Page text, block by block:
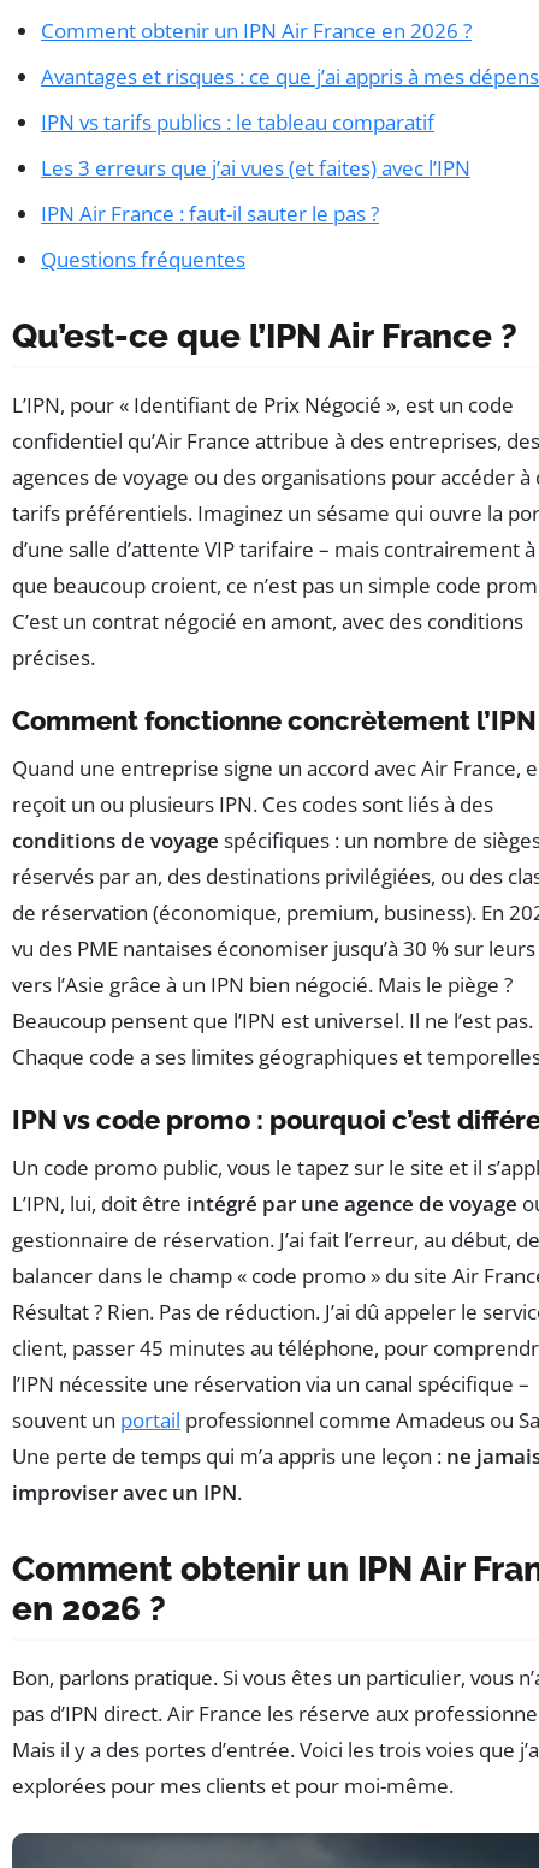
Comment obtenir un IPN Air France en 2026 ?
Avantages et risques : ce que j’ai appris à mes dépens
IPN vs tarifs publics : le tableau comparatif
Les 3 erreurs que j’ai vues (et faites) avec l’IPN
IPN Air France : faut-il sauter le pas ?
Questions fréquentes
Qu’est-ce que l’IPN Air France ?
L’IPN, pour « Identifiant de Prix Négocié », est un code
confidentiel qu’Air France attribue à des entreprises, des
agences de voyage ou des organisations pour accéder à
tarifs préférentiels. Imaginez un sésame qui ouvre la
d’une salle d’attente VIP tarifaire – mais contrairement
que beaucoup croient, ce n’est pas un simple code
C’est un contrat négocié en amont, avec des conditions
précises.
Comment fonctionne concrètement l’IPN
Quand une entreprise signe un accord avec Air France,
reçoit un ou plusieurs IPN. Ces codes sont liés à des
conditions de voyage spécifiques : un nombre de
réservés par an, des destinations privilégiées, ou des
de réservation (économique, premium, business). En
vu des PME nantaises économiser jusqu’à 30 % sur
vers l’Asie grâce à un IPN bien négocié. Mais le piège ?
Beaucoup pensent que l’IPN est universel. Il ne l’est pas.
Chaque code a ses limites géographiques et
IPN vs code promo : pourquoi c’est
Un code promo public, vous le tapez sur le site et il
L’IPN, lui, doit être intégré par une agence de voyage
gestionnaire de réservation. J’ai fait l’erreur, au début,
balancer dans le champ « code promo » du site Air
Résultat ? Rien. Pas de réduction. J’ai dû appeler le
client, passer 45 minutes au téléphone, pour
l’IPN nécessite une réservation via un canal spécifique –
souvent un portail professionnel comme Amadeus ou
Une perte de temps qui m’a appris une leçon : ne
improviser avec un IPN.
Comment obtenir un IPN Air
en 2026 ?
Bon, parlons pratique. Si vous êtes un particulier, vous
pas d’IPN direct. Air France les réserve aux
Mais il y a des portes d’entrée. Voici les trois voies que
explorées pour mes clients et pour moi-même.